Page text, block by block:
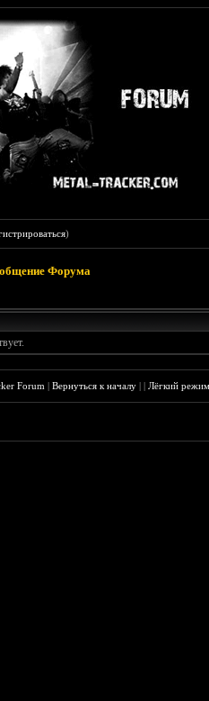
)
Форума
Forum |Вернуться к началу ||Лёгкий